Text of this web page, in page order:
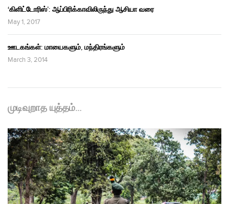
‘கிளிட்டோரிஸ்’: ஆப்பிரிக்காவிலிருந்து ஆசியா வரை
May 1, 2017
ஊடகங்கள்: மாயைகளும், மந்திரங்களும்
March 3, 2014
முடிவுறாத யுத்தம்…